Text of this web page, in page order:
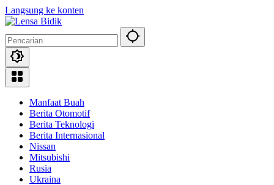
Langsung ke konten
Manfaat Buah
Berita Otomotif
Berita Teknologi
Berita Internasional
Nissan
Mitsubishi
Rusia
Ukraina